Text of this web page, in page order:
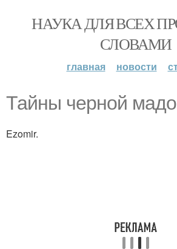
НАУКА ДЛЯ ВСЕХ
СЛОВАМИ
главная новости
Тайны черной
Ezomir.